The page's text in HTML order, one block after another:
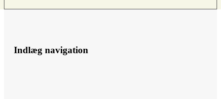
Indlæg navigation